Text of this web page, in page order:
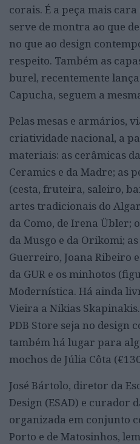
corais. É a peça mais
serve de montra ao que
no que ao design
respeito. Também as
burel, recentemente
Capucha, seguem a
Pelas mesas e armários,
criatividade nacional, a
materiais: as cerâmicas
Ceramics e da Madre; as
(cesta, fruteira, saleiro,
artes tradicionais do
da Como, de Irena Übler;
da Musgo e da Orikomi;
Guerreiro, Joana Ribeiro
da GUR e os minhotos
Modernística. Há ainda
Vieira a Nikias
PDB Store seja no design
também há lugar para
mochos de Júlia Côta
José Bártolo, diretor da
Design (ESAD) e curador
organizada em conjunto
Porto e de Matosinhos,